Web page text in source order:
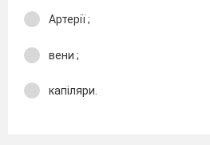
Артерії ;
вени ;
капіляри.